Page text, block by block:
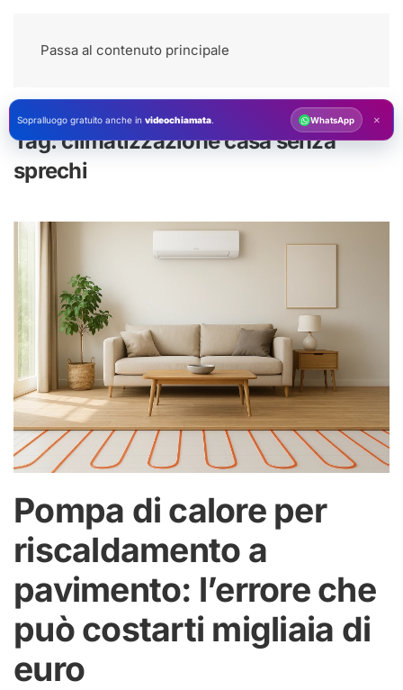
Passa al contenuto principale
Tag:climatizzazione casa senza
sprechi
Pompa di calore per
riscaldamento a
pavimento: l’errore che
può costarti migliaia di
euro
Sopralluogo gratuito anche in videochiamata. WhatsApp ×